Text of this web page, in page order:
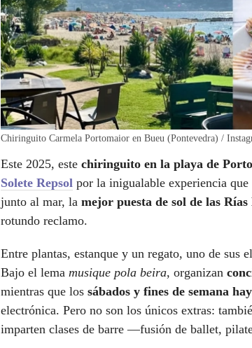
Chiringuito Carmela Portomaior en Bueu (Pontevedra) /
Este 2025, este chiringuito en la playa de
Solete Repsol por la inigualable experiencia
junto al mar, la mejor puesta de sol de las Rías
rotundo reclamo.
Entre plantas, estanque y un regato, uno de sus
Bajo el lema musique pola beira, organizan
mientras que los sábados y fines de semana
electrónica. Pero no son los únicos extras:
imparten clases de barre —fusión de ballet,